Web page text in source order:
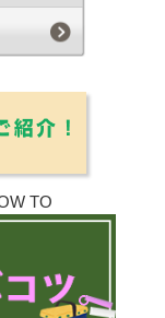
TO